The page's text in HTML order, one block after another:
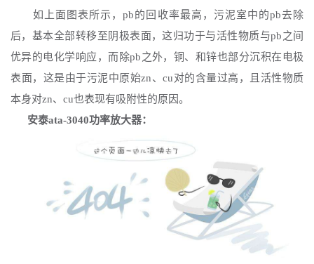
如上面图表所示，pb的回收率最高，污泥室中的pb去除
后，基本全部转移至阴极表面，这归功于与活性物质与pb之间
优异的电化学响应，而除pb之外，铜、和锌也部分沉积在电极
表面，这是由于污泥中原始zn、cu对的含量过高，且活性物质
本身对zn、cu也表现有吸附性的原因。
安泰ata-3040功率放大器：